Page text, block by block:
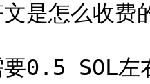
是怎么收费
0.5 SOL左